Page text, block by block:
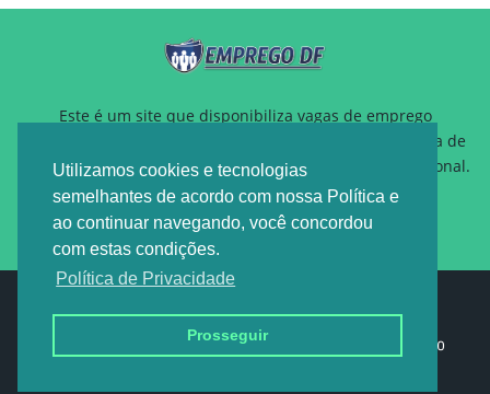
Utilizamos cookies e tecnologias
semelhantes de acordo com nossa Política e
ao continuar navegando, você concordou
com estas condições.
Política de Privacidade
Prosseguir
Este é um site que disponibiliza vagas de emprego
gratuitamente para auxiliar pessoas que estão a procura de
um novo emprego ou querem reposicionamento profissional.
Política de privacidade
Contato